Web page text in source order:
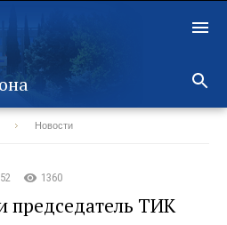
Новости
1360
председатель ТИК